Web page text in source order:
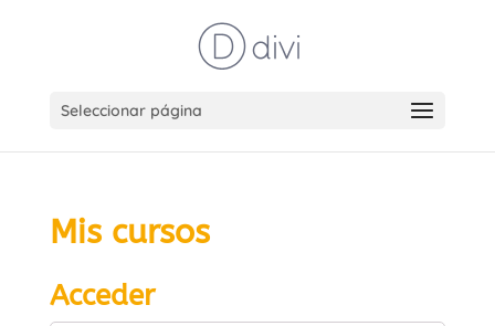
Seleccionar página
Mis cursos
Acceder